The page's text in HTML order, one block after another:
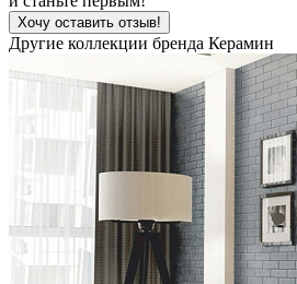
Хочу оставить отзыв!
Другие коллекции бренда Керамин